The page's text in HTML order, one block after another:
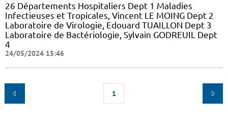
26 Départements Hospitaliers Dept 1 Maladies
Infectieuses et Tropicales, Vincent LE MOING Dept 2
Laboratoire de Virologie, Edouard TUAILLON Dept 3
Laboratoire de Bactériologie, Sylvain GODREUIL Dept
4
24/05/2024 15:46
1